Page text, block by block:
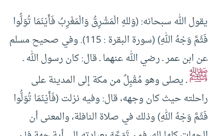
يقول الله سبحانه: (وَللهِ الْمَشْرِقُ وَالْمَغْرِبُ فَأَيْنَمَا تُوَلُّوا
فَثَمَّ وَجْهُ اللهِ) (سورة البقرة : 115). وفي صحيح مسلم
عن ابن عمر ـ رضي الله عنهما ـ قال: كان رسول الله ـ
ﷺـ يصلى وهو مُقْبِلٌ من مكة إلى المدينة على
راحلته حيث كان وجهه، قال: وفيه نزلت (فَأَيْنَمَا تُوَلُّوا
فَثَمَّ وَجْهُ اللهِ) وذلك في صلاة النافلة، والمعنى أن